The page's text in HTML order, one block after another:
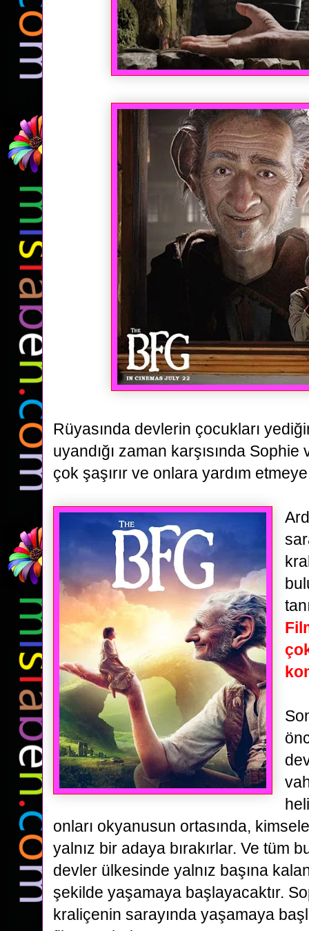
Rüyasında devlerin çocukları
uyandığı zaman karşısında
çok şaşırır ve onlara yardım
onları okyanusun ortasında,
yalnız bir adaya bırakırlar. Ve tüm
devler ülkesinde yalnız başına
şekilde yaşamaya başlayacaktır.
kraliçenin sarayında yaşamaya